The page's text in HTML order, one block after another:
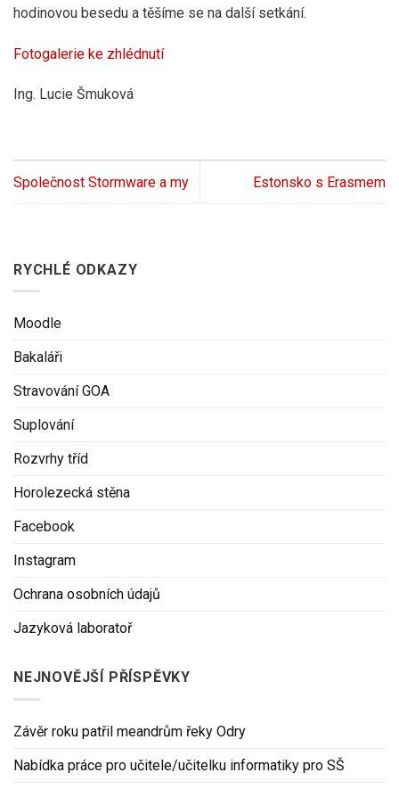
hodinovou besedu a těšíme se na další setkání.
Fotogalerie ke zhlédnutí
Ing. Lucie Šmuková
Společnost Stormware a my Estonsko s Erasmem
RYCHLÉ ODKAZY
Moodle
Bakaláři
Stravování GOA
Suplování
Rozvrhy tříd
Horolezecká stěna
Facebook
Instagram
Ochrana osobních údajů
Jazyková laboratoř
NEJNOVĚJŠÍ PŘÍSPĚVKY
Závěr roku patřil meandrům řeky Odry
Nabídka práce pro učitele/učitelku informatiky pro SŠ